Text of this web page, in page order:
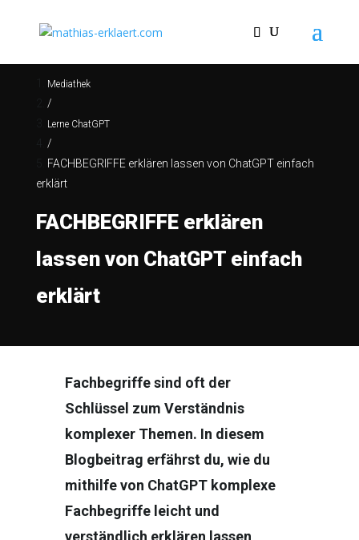
Mediathek
/
Lerne ChatGPT
/
FACHBEGRIFFE erklären lassen von ChatGPT einfach
erklärt
FACHBEGRIFFE erklären
lassen von ChatGPT einfach
erklärt
Fachbegriffe sind oft der
Schlüssel zum Verständnis
komplexer Themen. In diesem
Blogbeitrag erfährst du, wie du
mithilfe von ChatGPT komplexe
Fachbegriffe leicht und
verständlich erklären lassen